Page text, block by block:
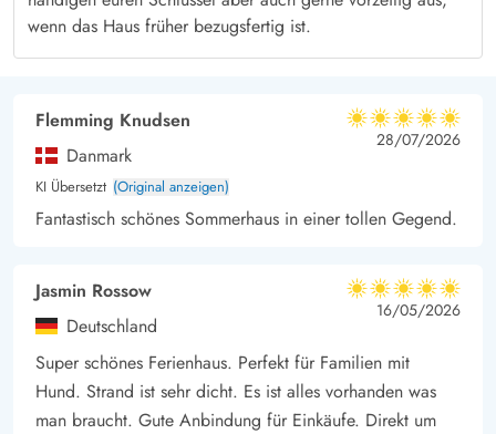
wenn das Haus früher bezugsfertig ist.
Flemming Knudsen
Danmark
KI Übersetzt (Original anzeigen)
5 von 5
5 von 5
5 out of 5
28/07/2026
Fantastisch schönes Sommerhaus in einer tollen Gegend.
Jasmin Rossow
Deutschland
5 von 5
5 von 5
5 out of 5
16/05/2026
Super schönes Ferienhaus. Perfekt für Familien mit
Hund. Strand ist sehr dicht. Es ist alles vorhanden was
man braucht. Gute Anbindung für Einkäufe. Direkt um